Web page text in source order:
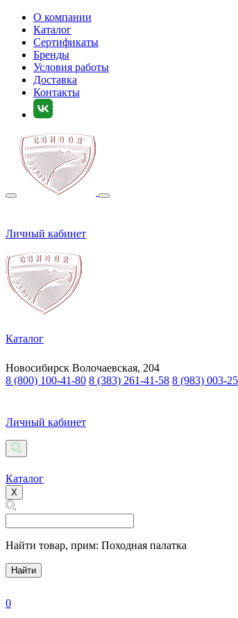
О компании
Каталог
Сертификаты
Бренды
Условия работы
Доставка
Контакты
Личный кабинет
Каталог
Новосибирск Волочаевская, 204
8 (800) 100-41-80 8 (383) 261-41-58 8 (983) 003-
Личный кабинет
Каталог
X
Найти товар, прим: Походная палатка
Найти
0